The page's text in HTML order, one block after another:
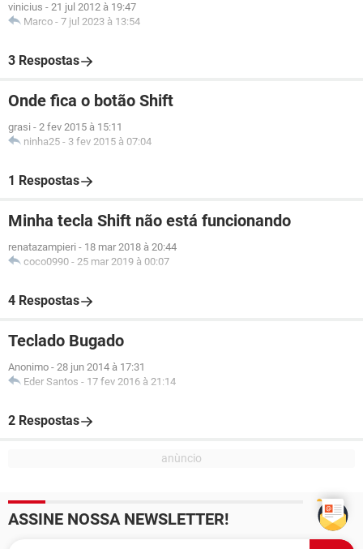
vinicius - 21 jul 2012 à 19:47
Marco - 7 jul 2023 à 13:54
3 Respostas
Onde fica o botão Shift
grasi - 2 fev 2015 à 15:11
ninha25 - 3 fev 2015 à 07:04
1 Respostas
Minha tecla Shift não está funcionando
renatazampieri - 18 mar 2018 à 20:44
coco0990 - 25 mar 2019 à 00:07
4 Respostas
Teclado Bugado
Anonimo - 28 jun 2014 à 17:31
Eder Santos - 17 fev 2016 à 21:14
2 Respostas
ASSINE NOSSA NEWSLETTER!